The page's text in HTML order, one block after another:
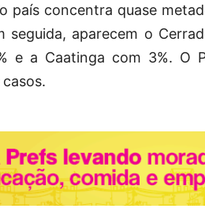
país concentra quase
seguida, aparecem o
e a Caatinga com 3%. O